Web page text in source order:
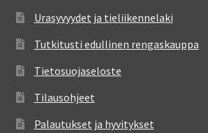
Urasyvyydet ja tieliikennelaki
Tutkitusti edullinen rengaskauppa
Tietosuojaseloste
Tilausohjeet
Palautukset ja hyvitykset